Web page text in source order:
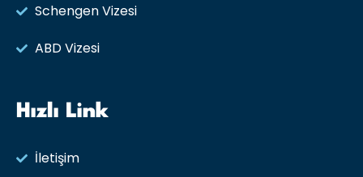
Schengen Vizesi
ABD Vizesi
Hızlı Link
İletişim